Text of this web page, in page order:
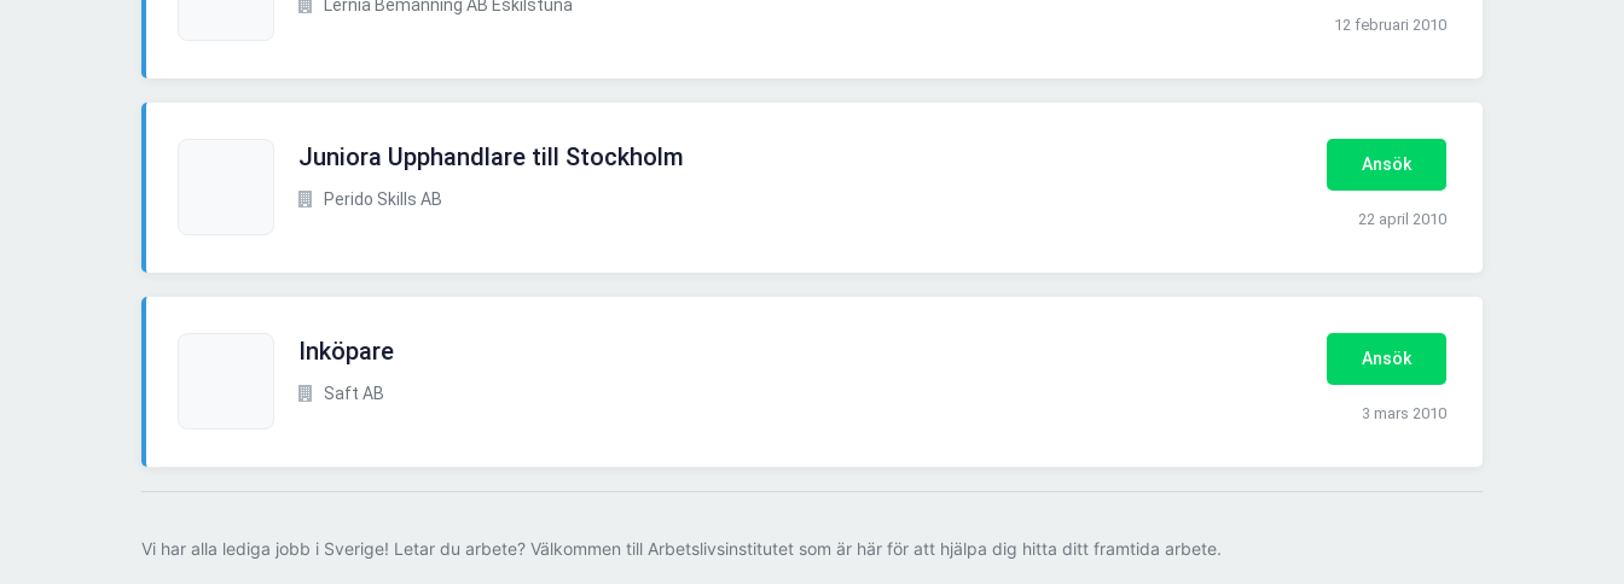
Lernia Bemanning AB Eskilstuna
12 februari 2010
Juniora Upphandlare till Stockholm
Perido Skills AB
Ansök
22 april 2010
Inköpare
Saft AB
Ansök
3 mars 2010
Vi har alla lediga jobb i Sverige! Letar du arbete? Välkommen till Arbetslivsinstitutet som är här för att hjälpa dig hitta ditt framtida arbete.